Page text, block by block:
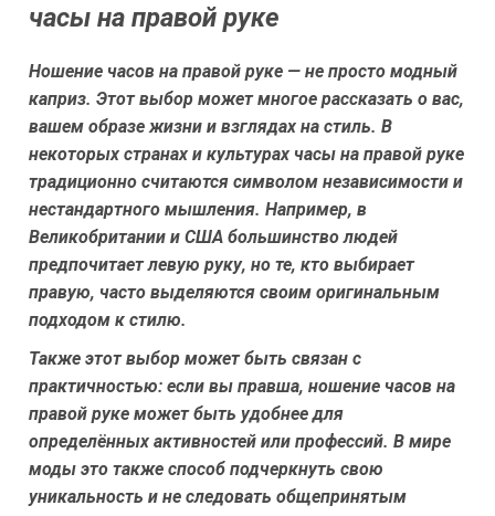
часы на правой руке
Ношение часов на правой руке — не просто модный
каприз. Этот выбор может многое рассказать о вас,
вашем образе жизни и взглядах на стиль. В
некоторых странах и культурах часы на правой руке
традиционно считаются символом независимости и
нестандартного мышления. Например, в
Великобритании и США большинство людей
предпочитает левую руку, но те, кто выбирает
правую, часто выделяются своим оригинальным
подходом к стилю.
Также этот выбор может быть связан с
практичностью: если вы правша, ношение часов на
правой руке может быть удобнее для
определённых активностей или профессий. В мире
моды это также способ подчеркнуть свою
уникальность и не следовать общепринятым